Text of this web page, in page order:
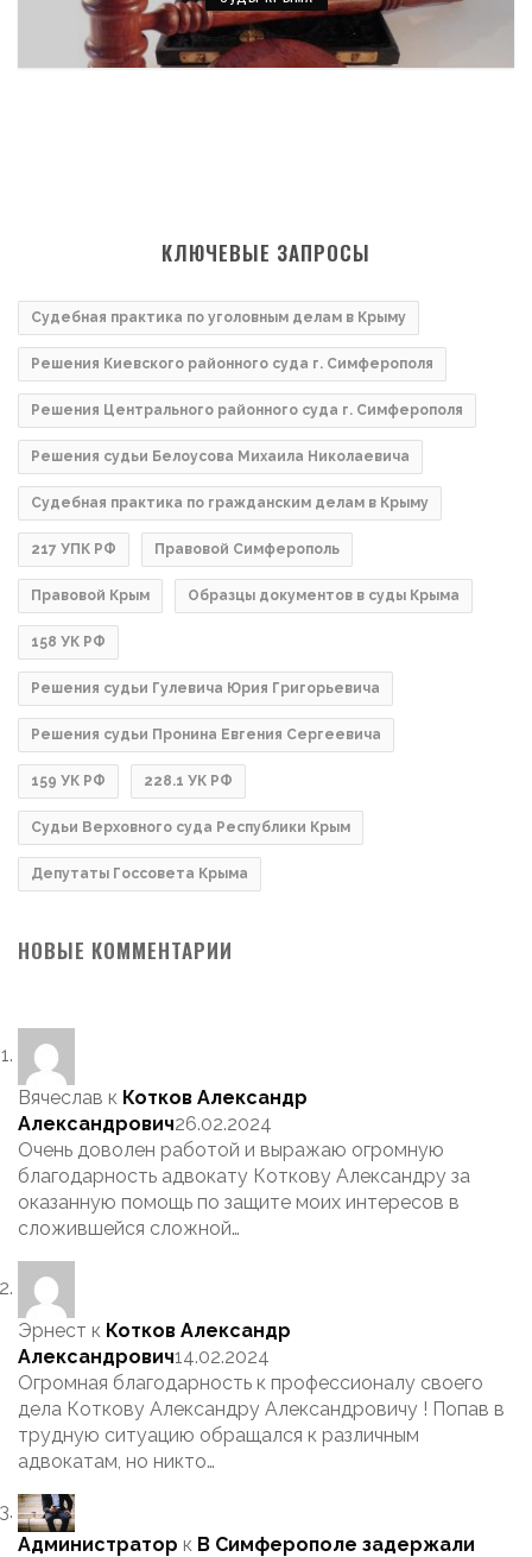
КЛЮЧЕВЫЕ ЗАПРОСЫ
Судебная практика по уголовным делам в Крыму
Решения Киевского районного суда г. Симферополя
Решения Центрального районного суда г. Симферополя
Решения судьи Белоусова Михаила Николаевича
Судебная практика по гражданским делам в Крыму
217 УПК РФ Правовой Симферополь
Правовой Крым Образцы документов в суды Крыма
158 УК РФ
Решения судьи Гулевича Юрия Григорьевича
Решения судьи Пронина Евгения Сергеевича
159 УК РФ 228.1 УК РФ
Судьи Верховного суда Республики Крым
Депутаты Госсовета Крыма
НОВЫЕ КОММЕНТАРИИ
Вячеслав к Котков Александр
Александрович26.02.2024
Очень доволен работой и выражаю огромную
благодарность адвокату Коткову Александру за
оказанную помощь по защите моих интересов в
сложившейся сложной…
Эрнест к Котков Александр
Александрович14.02.2024
Огромная благодарность к профессионалу своего
дела Коткову Александру Александровичу ! Попав в
трудную ситуацию обращался к различным
адвокатам, но никто…
Администратор к В Симферополе задержали